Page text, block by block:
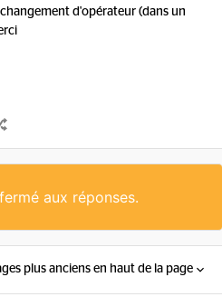
d'opérateur (dans un
aux réponses.
plus anciens en haut de la page